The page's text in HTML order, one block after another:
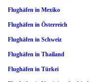
Flughäfen in Mexiko
Flughäfen in Österreich
Flughäfen in Schweiz
Flughäfen in Thailand
Flughäfen in Türkei